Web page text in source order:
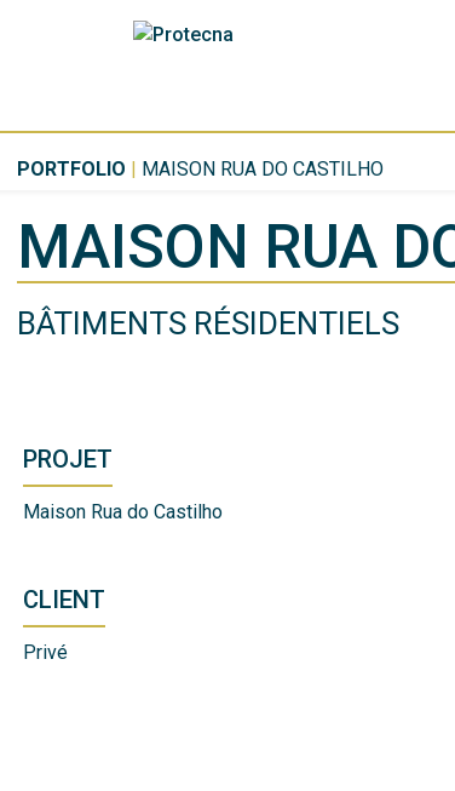
PORTFOLIO | MAISON RUA DO CASTILHO
MAISON RUA
BÂTIMENTS RÉSIDENTIELS
PROJET
Maison Rua do Castilho
CLIENT
Privé